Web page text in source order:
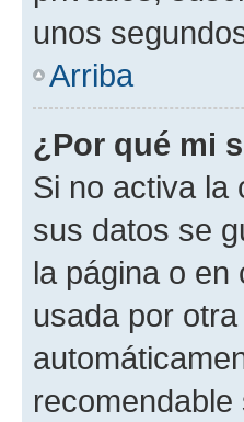
unos
Arriba
¿Por qué mi
Si no activa la
sus datos se
la página o
usada por